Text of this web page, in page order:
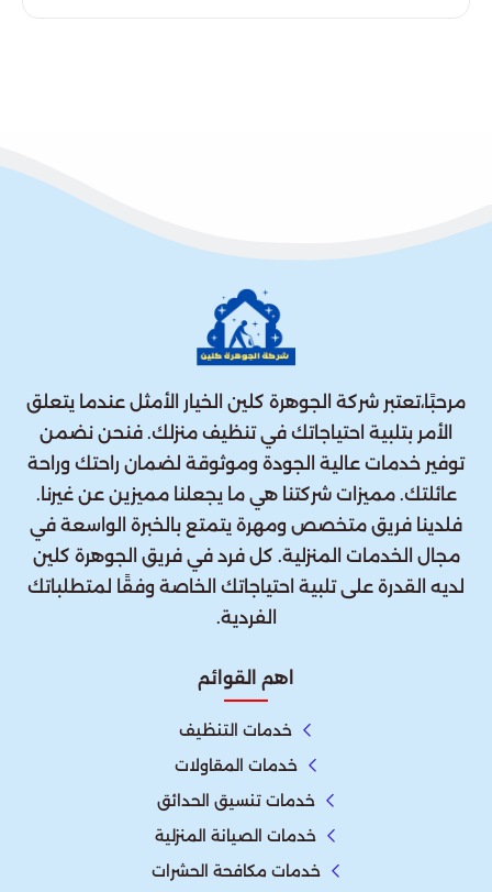
مرحبًا،تعتبر شركة الجوهرة كلين الخيار الأمثل عندما يتعلق
الأمر بتلبية احتياجاتك في تنظيف منزلك. فنحن نضمن
توفير خدمات عالية الجودة وموثوقة لضمان راحتك وراحة
عائلتك. مميزات شركتنا هي ما يجعلنا مميزين عن غيرنا.
فلدينا فريق متخصص ومهرة يتمتع بالخبرة الواسعة في
مجال الخدمات المنزلية. كل فرد في فريق الجوهرة كلين
لديه القدرة على تلبية احتياجاتك الخاصة وفقًا لمتطلباتك
الفردية.
اهم القوائم
خدمات التنظيف
خدمات المقاولات
خدمات تنسيق الحدائق
خدمات الصيانة المنزلية
خدمات مكافحة الحشرات